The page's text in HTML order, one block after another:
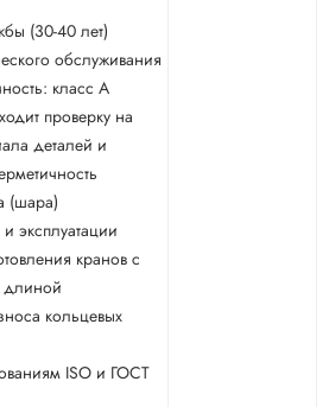
(30-40 лет)
обслуживания
класс А
проверку на
деталей и
(шара)
эксплуатации
кранов с
длиной
кольцевых
ISO и ГОСТ